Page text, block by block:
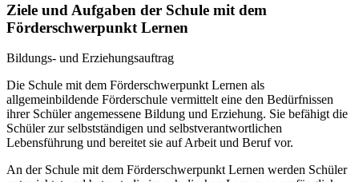
Ziele und Aufgaben der Schule mit dem
Förderschwerpunkt Lernen
Bildungs- und Erziehungsauftrag
Die Schule mit dem Förderschwerpunkt Lernen als
allgemeinbildende Förderschule vermittelt eine den Bedürfnissen
ihrer Schüler angemessene Bildung und Erziehung. Sie befähigt die
Schüler zur selbstständigen und selbstverantwortlichen
Lebensführung und bereitet sie auf Arbeit und Beruf vor.
An der Schule mit dem Förderschwerpunkt Lernen werden Schüler